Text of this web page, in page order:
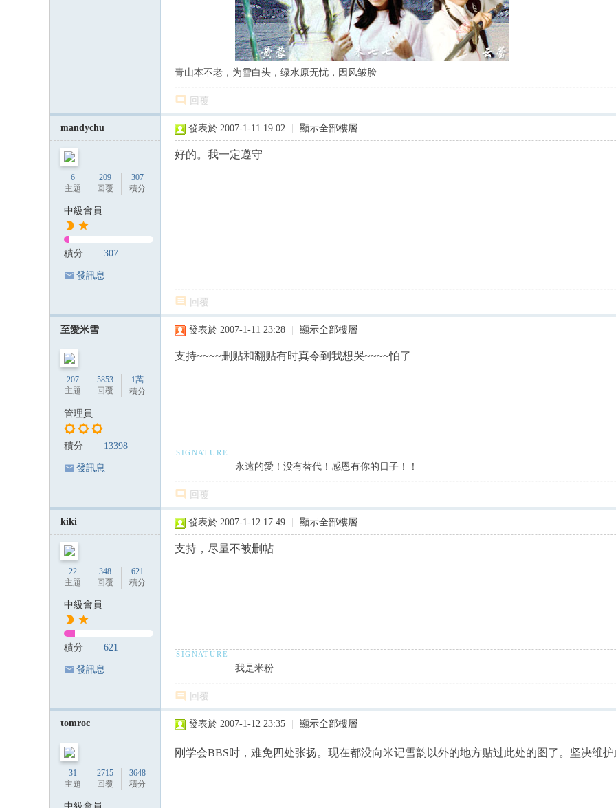
青山本不老，为雪白头，绿水原无忧，因风皱脸
回覆
mandychu
6
主題
209
回覆
307
積分
中級會員
積分 307
發訊息
發表於 2007-1-11 19:02 顯示全部樓層
好的。我一定遵守
回覆
至愛米雪
207
主題
5853
回覆
1萬
積分
管理員
積分 13398
發訊息
發表於 2007-1-11 23:28 顯示全部樓層
支持~~~~删贴和翻贴有时真令到我想哭~~~~怕了
永遠的愛！没有替代！感恩有你的日子！！
回覆
kiki
22
主題
348
回覆
621
積分
中級會員
積分 621
發訊息
發表於 2007-1-12 17:49 顯示全部樓層
支持，尽量不被删帖
我是米粉
回覆
tomroc
31
主題
2715
回覆
3648
積分
發表於 2007-1-12 23:35 顯示全部樓層
刚学会BBS时，难免四处张扬。现在都没向米记雪韵以外的地方贴过此处的图了。坚决维